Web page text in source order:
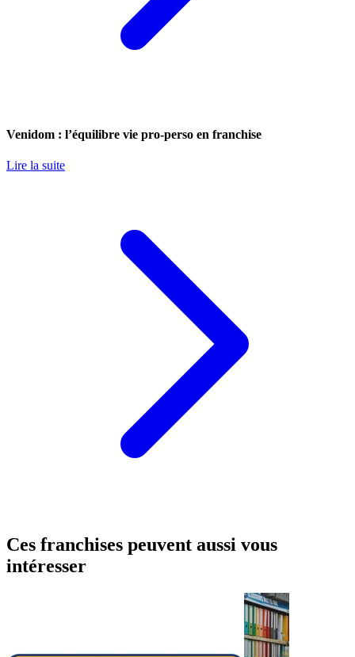
Venidom : l’équilibre vie pro-perso en franchise
Lire la suite
Ces franchises peuvent aussi vous
intéresser